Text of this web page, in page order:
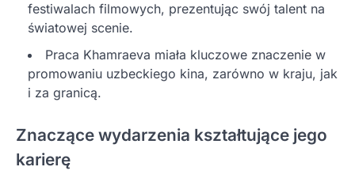
festiwalach filmowych, prezentując swój talent na
światowej scenie.
Praca Khamraeva miała kluczowe znaczenie w
promowaniu uzbeckiego kina, zarówno w kraju, jak
i za granicą.
Znaczące wydarzenia kształtujące jego
karierę